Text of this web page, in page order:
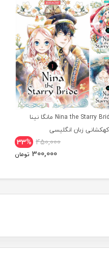
مانگا Nina the Starry Bride مانگا نینا
زبان انگلیسی
33% 450,000
300,000 تومان